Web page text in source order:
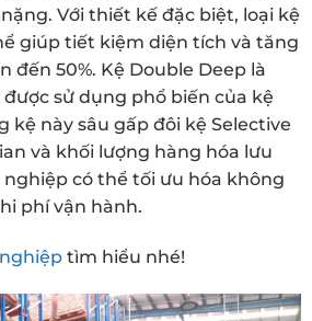
Với thiết kế đặc biệt, loại kệ
giúp tiết kiệm diện tích và tăng
đến 50%. Kệ Double Deep là
sử dụng phổ biến của kệ
kệ này sâu gấp đôi kệ Selective
và khối lượng hàng hóa lưu
có thể tối ưu hóa không
phí vận hành.
tìm hiểu nhé!